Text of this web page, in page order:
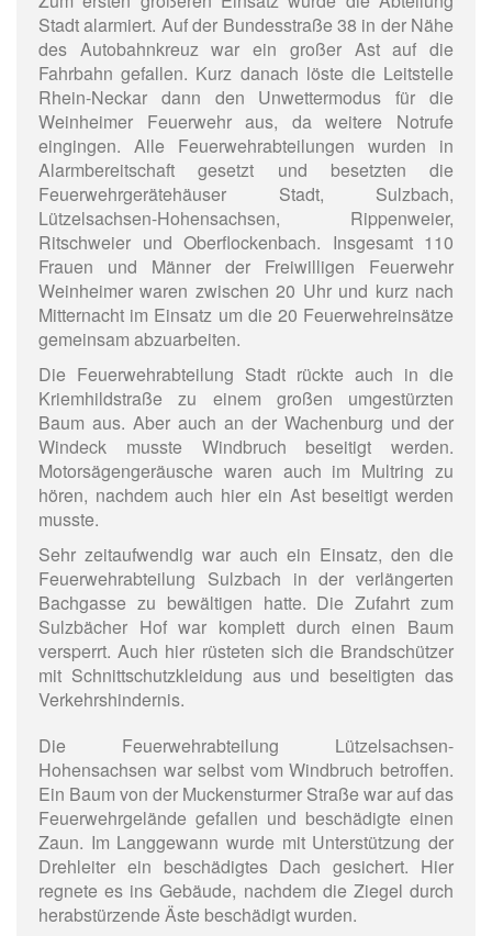
Stadt alarmiert. Auf der Bundesstraße 38 in der Nähe
des Autobahnkreuz war ein großer Ast auf die
Fahrbahn gefallen. Kurz danach löste die Leitstelle
Rhein-Neckar dann den Unwettermodus für die
Weinheimer Feuerwehr aus, da weitere Notrufe
eingingen. Alle Feuerwehrabteilungen wurden in
Alarmbereitschaft gesetzt und besetzten die
Feuerwehrgerätehäuser Stadt, Sulzbach,
Lützelsachsen-Hohensachsen, Rippenweier,
Ritschweier und Oberflockenbach. Insgesamt 110
Frauen und Männer der Freiwilligen Feuerwehr
Weinheimer waren zwischen 20 Uhr und kurz nach
Mitternacht im Einsatz um die 20 Feuerwehreinsätze
gemeinsam abzuarbeiten.
Die Feuerwehrabteilung Stadt rückte auch in die
Kriemhildstraße zu einem großen umgestürzten
Baum aus. Aber auch an der Wachenburg und der
Windeck musste Windbruch beseitigt werden.
Motorsägengeräusche waren auch im Multring zu
hören, nachdem auch hier ein Ast beseitigt werden
musste.
Sehr zeitaufwendig war auch ein Einsatz, den die
Feuerwehrabteilung Sulzbach in der verlängerten
Bachgasse zu bewältigen hatte. Die Zufahrt zum
Sulzbächer Hof war komplett durch einen Baum
versperrt. Auch hier rüsteten sich die Brandschützer
mit Schnittschutzkleidung aus und beseitigten das
Verkehrshindernis.
Die Feuerwehrabteilung Lützelsachsen-
Hohensachsen war selbst vom Windbruch betroffen.
Ein Baum von der Muckensturmer Straße war auf das
Feuerwehrgelände gefallen und beschädigte einen
Zaun. Im Langgewann wurde mit Unterstützung der
Drehleiter ein beschädigtes Dach gesichert. Hier
regnete es ins Gebäude, nachdem die Ziegel durch
herabstürzende Äste beschädigt wurden.